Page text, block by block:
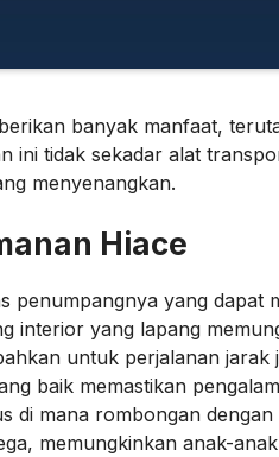
banyak manfaat,
ini tidak sekadar alat
menyenangkan.
Hiace
penumpangnya yang dapat
interior yang lapang
untuk perjalanan jarak
baik memastikan
di mana rombongan
memungkinkan anak-